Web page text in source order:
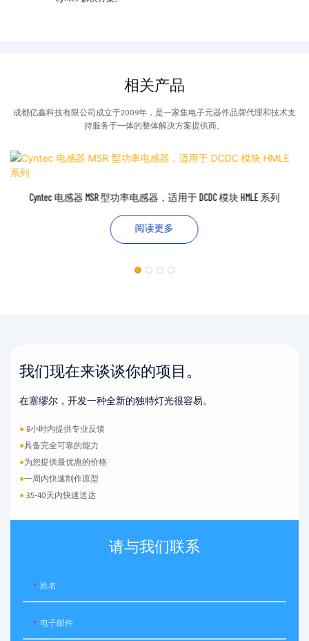
相关产品
成都亿鑫科技有限公司成立于2009年，是一家集电子元器件品牌代理和技术支
持服务于一体的整体解决方案提供商。
Cyntec 电感器 MSR 型功率电感器，适用于 DCDC 模块 HMLE 系列
阅读更多
我们现在来谈谈你的项目。
在塞缪尔，开发一种全新的独特灯光很容易。
●8小时内提供专业反馈
●具备完全可靠的能力
●为您提供最优惠的价格
●一周内快速制作原型
●35-40天内快速送达
请与我们联系
姓名
电子邮件